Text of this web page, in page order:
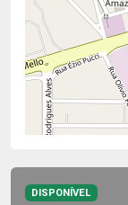
DISPONÍVEL